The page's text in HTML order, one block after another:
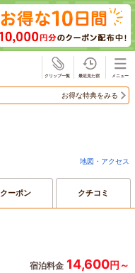
お得な特典をみる
地図・アクセス
クーポン クチコミ
宿泊料金 14,600円～